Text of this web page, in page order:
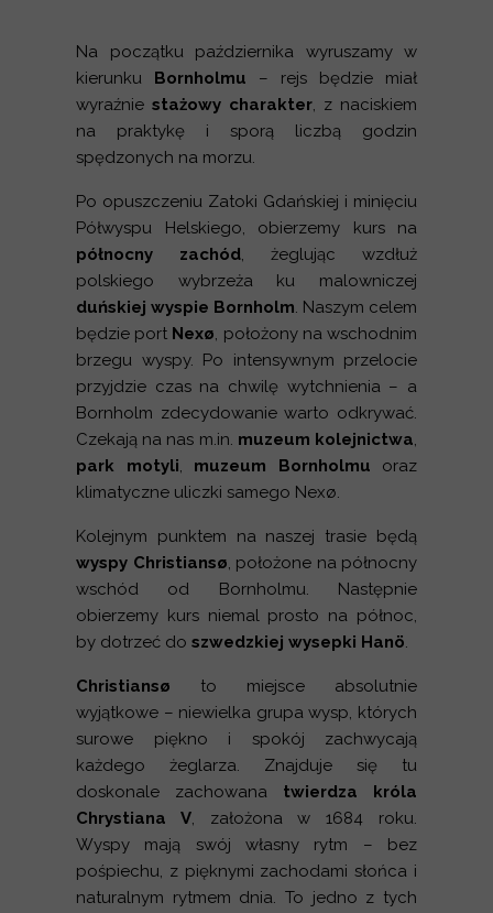
Na początku października wyruszamy w
kierunku Bornholmu – rejs będzie miał
wyraźnie stażowy charakter, z naciskiem
na praktykę i sporą liczbą godzin
spędzonych na morzu.
Po opuszczeniu Zatoki Gdańskiej i minięciu
Półwyspu Helskiego, obierzemy kurs na
północny zachód, żeglując wzdłuż
polskiego wybrzeża ku malowniczej
duńskiej wyspie Bornholm. Naszym celem
będzie port Nexø, położony na wschodnim
brzegu wyspy. Po intensywnym przelocie
przyjdzie czas na chwilę wytchnienia – a
Bornholm zdecydowanie warto odkrywać.
Czekają na nas m.in. muzeum kolejnictwa,
park motyli, muzeum Bornholmu oraz
klimatyczne uliczki samego Nexø.
Kolejnym punktem na naszej trasie będą
wyspy Christiansø, położone na północny
wschód od Bornholmu. Następnie
obierzemy kurs niemal prosto na północ,
by dotrzeć do szwedzkiej wysepki Hanö.
Christiansø to miejsce absolutnie
wyjątkowe – niewielka grupa wysp, których
surowe piękno i spokój zachwycają
każdego żeglarza. Znajduje się tu
doskonale zachowana twierdza króla
Chrystiana V, założona w 1684 roku.
Wyspy mają swój własny rytm – bez
pośpiechu, z pięknymi zachodami słońca i
naturalnym rytmem dnia. To jedno z tych